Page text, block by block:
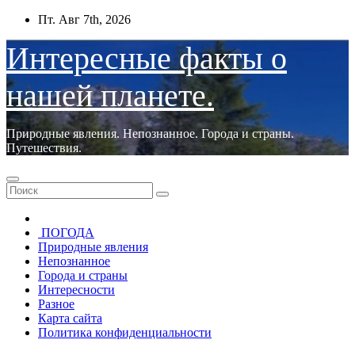
Перейти
содержимому
Пт. Авг 7th, 2026
Интересные факты о
нашей планете.
Природные явления. Непознанное. Города и страны.
Путешествия.
ПОГОДА
Природные явления
Непознанное
Города и страны
Интересности
Разное
Карта сайта
Политика конфиденциальности